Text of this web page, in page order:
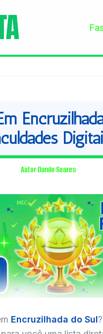
Autor Danilo Soares
Encruzilhada do Sul